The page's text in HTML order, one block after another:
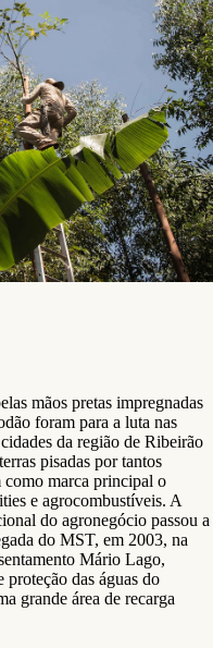
mãos pretas impregnadas
foram para a luta nas
da região de Ribeirão
pisadas por tantos
como marca principal o
e agrocombustíveis. A
do agronegócio passou a
do MST, em 2003, na
Mário Lago,
das águas do
grande área de recarga